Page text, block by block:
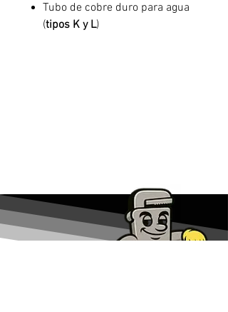
Tubo de cobre duro para agua
(tipos K y L)